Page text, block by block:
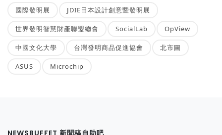
國際發明展 JDIE日本設計創意暨發明展
世界發明智慧財產聯盟總會 SocialLab OpView
中國文化大學 台灣發明商品促進協會 北市圖
ASUS Microchip
NEWSBUFFET 新聞稿自助吧